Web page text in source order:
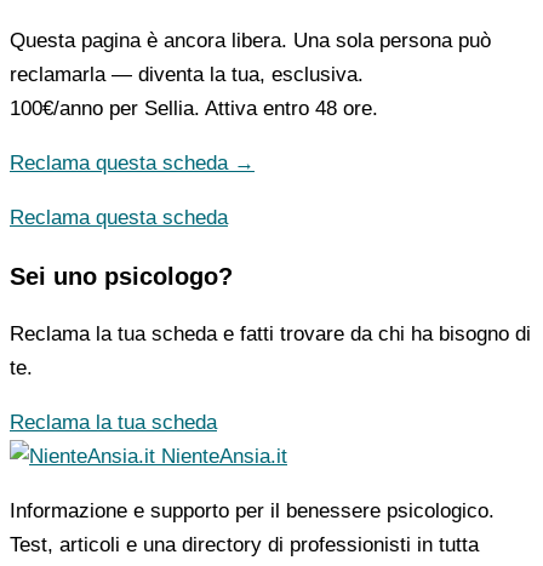
Questa pagina è ancora libera. Una sola persona può
reclamarla — diventa la tua, esclusiva.
100€/anno per Sellia. Attiva entro 48 ore.
Reclama questa scheda →
Reclama questa scheda
Sei uno psicologo?
Reclama la tua scheda e fatti trovare da chi ha bisogno di
te.
Reclama la tua scheda
NienteAnsia.it
Informazione e supporto per il benessere psicologico.
Test, articoli e una directory di professionisti in tutta